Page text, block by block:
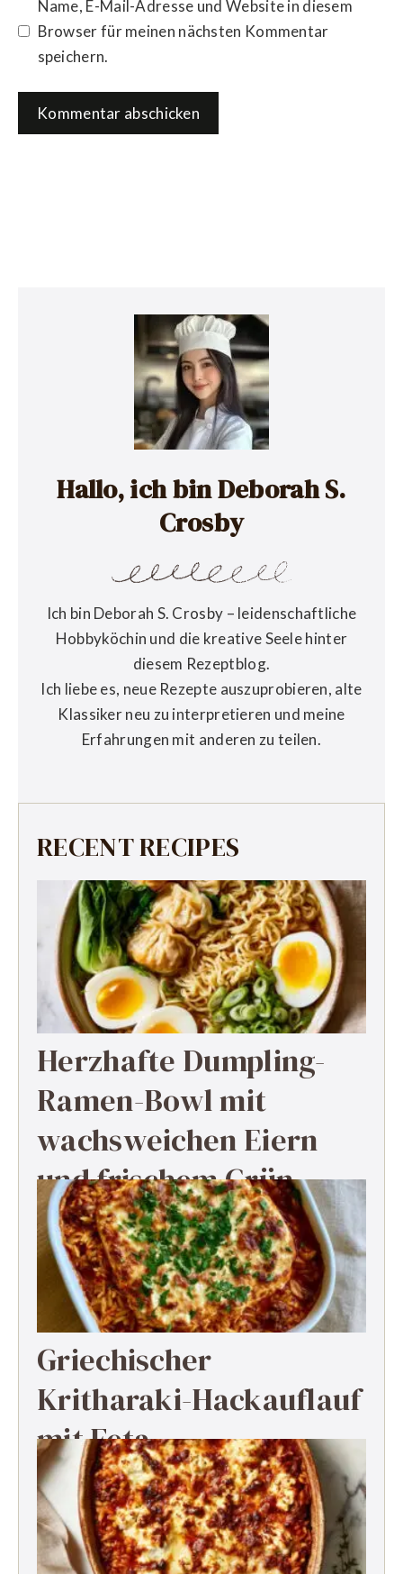
Name, E-Mail-Adresse und Website in diesem
Browser für meinen nächsten Kommentar
speichern.
Hallo, ich bin Deborah S.
Crosby
Ich bin Deborah S. Crosby – leidenschaftliche
Hobbyköchin und die kreative Seele hinter
diesem Rezeptblog.
Ich liebe es, neue Rezepte auszuprobieren, alte
Klassiker neu zu interpretieren und meine
Erfahrungen mit anderen zu teilen.
RECENT RECIPES
Herzhafte Dumpling-
Ramen-Bowl mit
wachsweichen Eiern
und frischem Grün
Griechischer
Kritharaki-Hackauflauf
mit Feta